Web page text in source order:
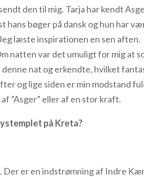
den til mig. Tarja har kendt
hans bøger på dansk og hun har
Jeg læste inspirationen en
natten var det umuligt for mig at
nat og erkendte, hvilket
og lige siden er min modstand
”Asger” eller af en stor kraft.
på Kreta?
Der er en indstrømning af Indre